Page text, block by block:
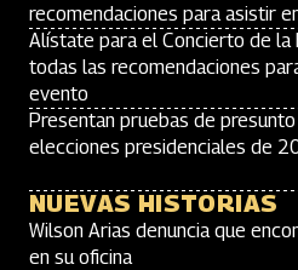
recomendaciones para asistir
Alístate para el Concierto de la
todas las recomendaciones
evento
Presentan pruebas de
elecciones presidenciales de
NUEVAS HISTORIAS
Wilson Arias denuncia que
en su oficina